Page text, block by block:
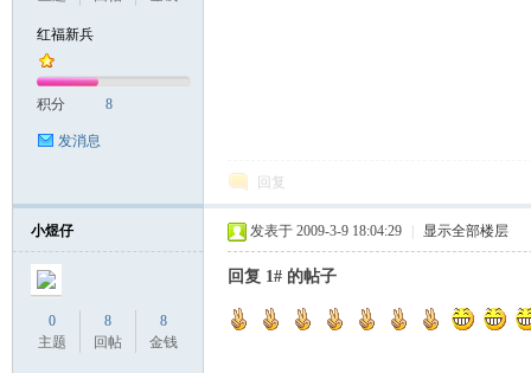
红福新兵
积分 8
发消息
回复
小煜仔
0
主题
8
回帖
8
金钱
发表于 2009-3-9 18:04:29 显示全部楼层
回复 1# 的帖子